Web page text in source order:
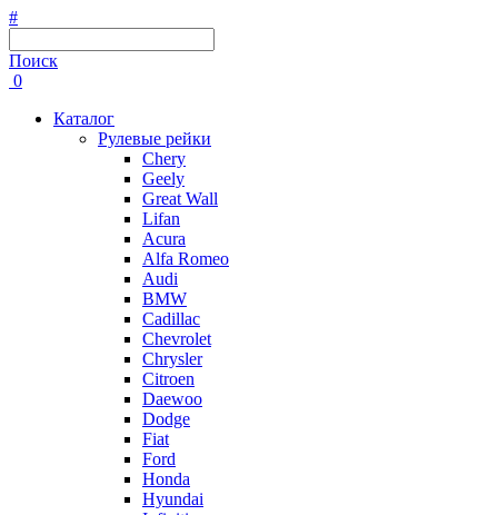
#
Поиск
0
Каталог
Рулевые рейки
Chery
Geely
Great Wall
Lifan
Acura
Alfa Romeo
Audi
BMW
Cadillac
Chevrolet
Chrysler
Citroen
Daewoo
Dodge
Fiat
Ford
Honda
Hyundai